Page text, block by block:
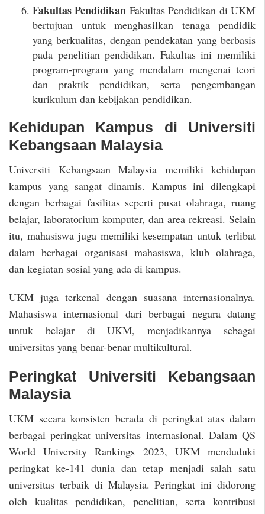
Fakultas Pendidikan Fakultas Pendidikan di UKM
bertujuan untuk menghasilkan tenaga pendidik
yang berkualitas, dengan pendekatan yang berbasis
pada penelitian pendidikan. Fakultas ini memiliki
program-program yang mendalam mengenai teori
dan praktik pendidikan, serta pengembangan
kurikulum dan kebijakan pendidikan.
Kehidupan Kampus di Universiti
Kebangsaan Malaysia
Universiti Kebangsaan Malaysia memiliki kehidupan
kampus yang sangat dinamis. Kampus ini dilengkapi
dengan berbagai fasilitas seperti pusat olahraga, ruang
belajar, laboratorium komputer, dan area rekreasi. Selain
itu, mahasiswa juga memiliki kesempatan untuk terlibat
dalam berbagai organisasi mahasiswa, klub olahraga,
dan kegiatan sosial yang ada di kampus.
UKM juga terkenal dengan suasana internasionalnya.
Mahasiswa internasional dari berbagai negara datang
untuk belajar di UKM, menjadikannya sebagai
universitas yang benar-benar multikultural.
Peringkat Universiti Kebangsaan
Malaysia
UKM secara konsisten berada di peringkat atas dalam
berbagai peringkat universitas internasional. Dalam QS
World University Rankings 2023, UKM menduduki
peringkat ke-141 dunia dan tetap menjadi salah satu
universitas terbaik di Malaysia. Peringkat ini didorong
oleh kualitas pendidikan, penelitian, serta kontribusi